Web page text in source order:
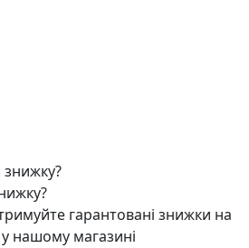
гарантовані знижки на
у нашому магазині